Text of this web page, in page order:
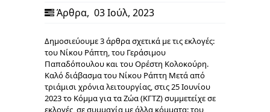
Άρθρα, 03 Ιούλ, 2023
Δημοσιεύουμε 3 άρθρα σχετικά με τις εκλογές:
του Νίκου Ράπτη, του Γεράσιμου
Παπαδόπουλου και του Ορέστη Κολοκούρη.
Καλό διάβασμα του Νίκου Ράπτη Μετά από
τριάμισι χρόνια λειτουργίας, στις 25 Ιουνίου
2023 το Κόμμα για τα Ζώα (ΚΓΤΖ) συμμετείχε σε
εκλογές, σε συμμαχία με άλλα κόμματα: του